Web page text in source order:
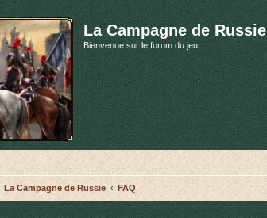
La Campagne de Russie
Bienvenue sur le forum du jeu
La Campagne de Russie FAQ